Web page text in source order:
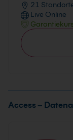
21
Live Online
Garantiekurs
Access –